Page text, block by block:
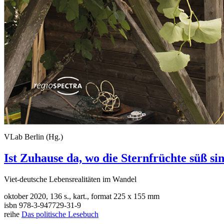
VLab Berlin (Hg.)
Ist Zuhause da, wo die Sternfrüchte süß
Viet-deutsche Lebensrealitäten im Wandel
oktober 2020, 136 s., kart., format 225 x 155 mm
isbn 978-3-947729-31-9
reihe Das politische Lesebuch